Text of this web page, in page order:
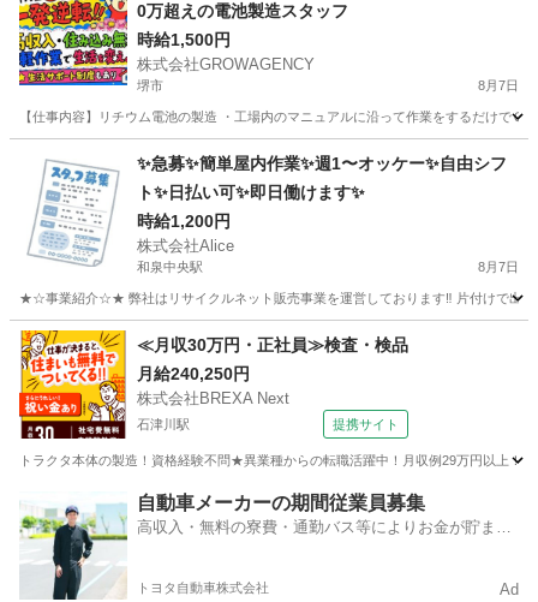
0万超えの電池製造スタッフ
時給1,500円
株式会社GROWAGENCY
堺市 8月7日
【仕事内容】リチウム電池の製造 ・工場内のマニュアルに沿って作業をするだけで
工場 時給
✨急募✨簡単屋内作業✨週1〜オッケー✨自由シフ
ト✨日払い可✨即日働けます✨
時給1,200円
株式会社Alice
和泉中央駅 8月7日
★☆事業紹介☆★ 弊社はリサイクルネット販売事業を運営しております‼️ 片付けで出た
大阪 和泉市 和泉中央駅 仕分け ネット
≪月収30万円・正社員≫検査・検品
月給240,250円
株式会社BREXA Next
石津川駅 提携サイト
トラクタ本体の製造！資格経験不問★異業種からの転職活躍中！月収例29万円以上
石津川駅 その他
自動車メーカーの期間従業員募集
高収入・無料の寮費・通勤バス等によりお金が貯まり
トヨタ自動車株式会社 Ad